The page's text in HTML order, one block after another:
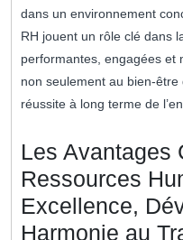
dans un environnement
RH jouent un rôle clé dans
performantes, engagées et
non seulement au bien-
réussite à long terme de
Les Avantages
Ressources
Excellence,
Harmonie au